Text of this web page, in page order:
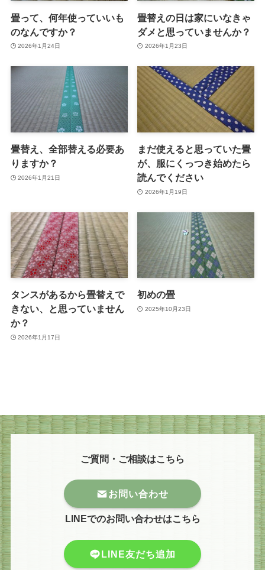
畳って、何年使っていいも
のなんですか？
2026年1月24日
畳替えの日は家にいなきゃ
ダメと思っていませんか？
2026年1月23日
畳替え、全部替える必要あ
りますか？
2026年1月21日
まだ使えると思っていた畳
が、服にくっつき始めたら
読んでください
2026年1月19日
タンスがあるから畳替えで
きない、と思っていません
か？
2026年1月17日
初めの畳
2025年10月23日
ご質問・ご相談はこちら
お問い合わせ
LINEでのお問い合わせはこちら
LINE友だち追加